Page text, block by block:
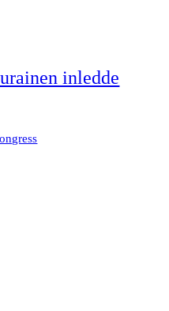
inledde